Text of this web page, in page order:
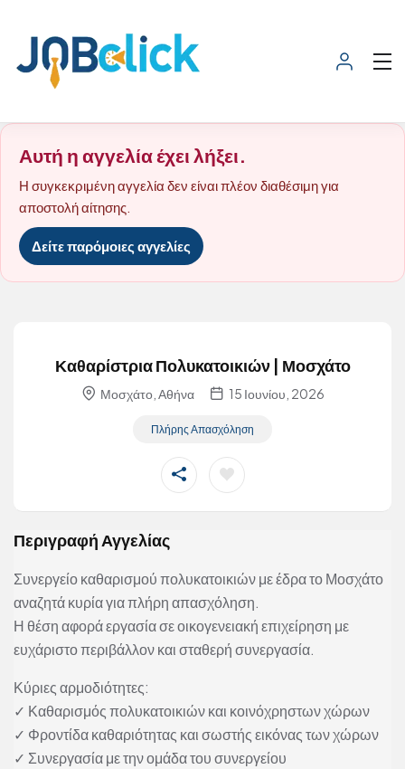
Αυτή η αγγελία έχει λήξει.
Η συγκεκριμένη αγγελία δεν είναι πλέον διαθέσιμη για
αποστολή αίτησης.
Δείτε παρόμοιες αγγελίες
Καθαρίστρια Πολυκατοικιών | Μοσχάτο
Μοσχάτο, Αθήνα 15 Ιουνίου, 2026
Πλήρης Απασχόληση
Περιγραφή Αγγελίας
Συνεργείο καθαρισμού πολυκατοικιών με έδρα το Μοσχάτο
αναζητά κυρία για πλήρη απασχόληση.
Η θέση αφορά εργασία σε οικογενειακή επιχείρηση με
ευχάριστο περιβάλλον και σταθερή συνεργασία.
Κύριες αρμοδιότητες:
✓ Καθαρισμός πολυκατοικιών και κοινόχρηστων χώρων
✓ Φροντίδα καθαριότητας και σωστής εικόνας των χώρων
✓ Συνεργασία με την ομάδα του συνεργείου